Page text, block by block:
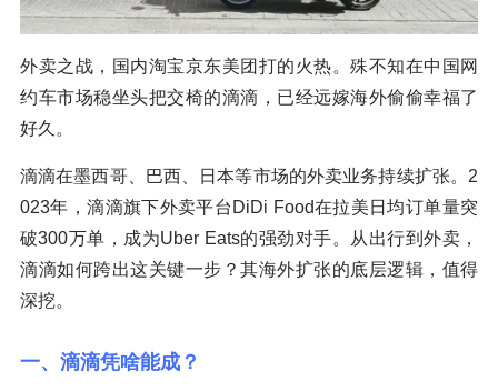
外卖之战，国内淘宝京东美团打的火热。殊不知在中国网
约车市场稳坐头把交椅的滴滴，已经远嫁海外偷偷幸福了
好久。
滴滴在墨西哥、巴西、日本等市场的外卖业务持续扩张。2
023年，滴滴旗下外卖平台DiDi Food在拉美日均订单量突
破300万单，成为Uber Eats的强劲对手。从出行到外卖，
滴滴如何跨出这关键一步？其海外扩张的底层逻辑，值得
深挖。
一、滴滴凭啥能成？